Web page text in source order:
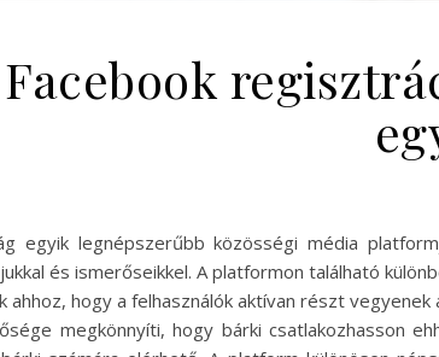
egyik legnépszerűbb közösségi média
és ismerőseikkel. A platformon található
ahhoz, hogy a felhasználók aktívan részt
megkönnyíti, hogy bárki csatlakozhasson